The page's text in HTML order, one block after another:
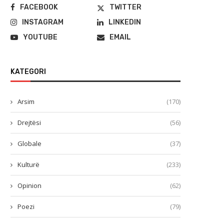
FACEBOOK
TWITTER
INSTAGRAM
LINKEDIN
YOUTUBE
EMAIL
KATEGORI
Arsim (170)
Drejtësi (56)
Globale (37)
Kulturë (233)
Opinion (62)
Poezi (79)